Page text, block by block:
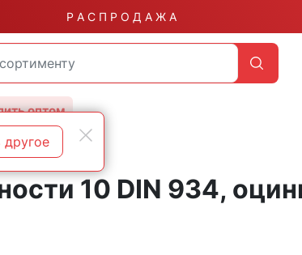
Р А С П Р О Д А Ж А
оптом
с малым шагом резьбы
10 DIN 934,
другое